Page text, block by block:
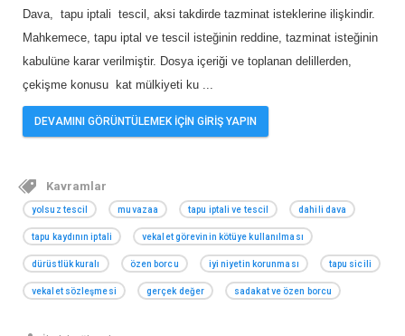
Dava, tapu iptali tescil, aksi takdirde tazminat isteklerine ilişkindir.
Mahkemece, tapu iptal ve tescil isteğinin reddine, tazminat isteğinin
kabulüne karar verilmiştir. Dosya içeriği ve toplanan delillerden,
çekişme konusu kat mülkiyeti ku ...
DEVAMINI GÖRÜNTÜLEMEK İÇİN GİRİŞ YAPIN
Kavramlar
yolsuz tescil muvazaa tapu iptali ve tescil dahili dava
tapu kaydının iptali vekalet görevinin kötüye kullanılması
dürüstlük kuralı özen borcu iyi niyetin korunması tapu sicili
vekalet sözleşmesi gerçek değer sadakat ve özen borcu